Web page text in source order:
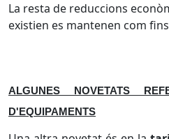
La resta de reduccions
existien es mantenen com
ALGUNES NOVETATS
D'EQUIPAMENTS